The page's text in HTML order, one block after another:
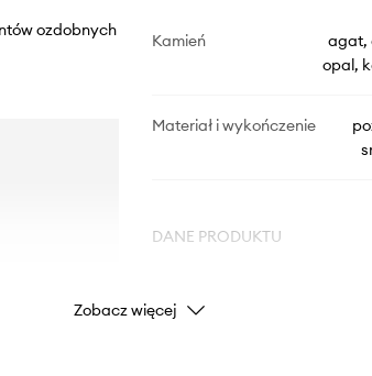
ozdobnych
Kamień
agat,
opal,
Materiał i wykończenie
DANE PRODUKTU
Kod producenta
Zobacz więcej